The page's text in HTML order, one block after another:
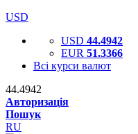
USD
USD 44.4942
EUR 51.3366
Всі курси валют
44.4942
Авторизація
Пошук
RU